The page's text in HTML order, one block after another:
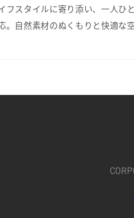
フスタイルに寄り添い、一人ひ
。自然素材のぬくもりと快適な